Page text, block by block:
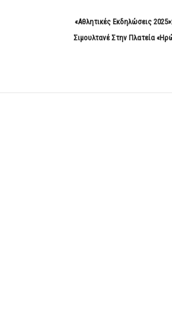
«Αθλητικές Εκδηλώσεις
Σιμουλτανέ Στην Πλατεία